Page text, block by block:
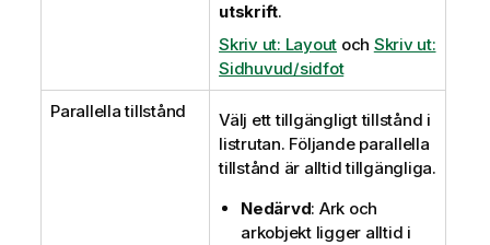
utskrift.
Skriv ut: Layout och Skriv ut:
Sidhuvud/sidfot
Parallella tillstånd
Välj ett tillgängligt tillstånd i
listrutan. Följande parallella
tillstånd är alltid tillgängliga.
Nedärvd: Ark och
arkobjekt ligger alltid i